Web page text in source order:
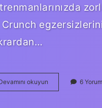
egzersizlerini
okuyun
Crunch
6 Yorum